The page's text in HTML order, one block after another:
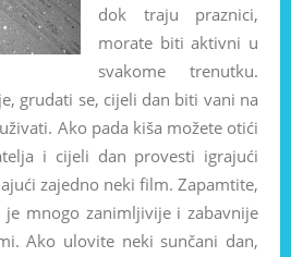
dok traju praznici,
morate biti aktivni u
svakome trenutku.
grudati se, cijeli dan biti vani na
Ako pada kiša možete otići
i cijeli dan provesti igrajući
zajedno neki film. Zapamtite,
mnogo zanimljivije i zabavnije
Ako ulovite neki sunčani dan,